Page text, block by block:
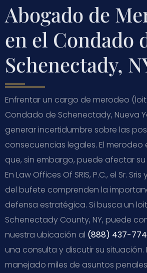
Abogado de
en el Condado
Schenectady,
Enfrentar un cargo de merodeo
Condado de Schenectady, Nueva
generar incertidumbre sobre las
consecuencias legales. El merodeo
que, sin embargo, puede afectar
En Law Offices Of SRIS, P.C., el Sr.
del bufete comprenden la
defensa estratégica. Si busca un
Schenectady County, NY, puede
nuestra ubicación al (888) 437-
una consulta y discutir su
manejado miles de asuntos